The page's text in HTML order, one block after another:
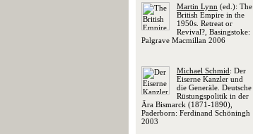
Martin Lynn (ed.): The
British Empire in the
1950s. Retreat or
Revival?, Basingstoke:
Palgrave Macmillan 2006
Michael Schmid: Der
Eiserne Kanzler und
die Generäle. Deutsche
Rüstungspolitik in der
Ära Bismarck (1871-1890),
Paderborn: Ferdinand Schöningh
2003